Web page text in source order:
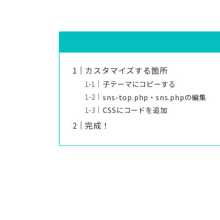
カスタマイズする箇所
子テーマにコピーする
sns-top.php・sns.phpの編集
CSSにコードを追加
完成！